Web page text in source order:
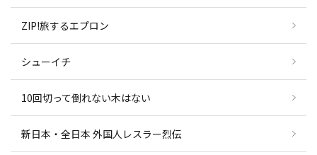
ZIP!旅するエプロン
シューイチ
10回切って倒れない木はない
新日本・全日本 外国人レスラー烈伝